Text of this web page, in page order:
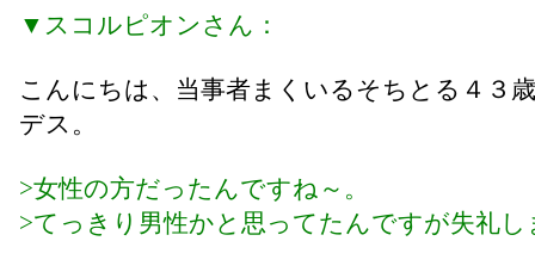
▼スコルピオンさん：
こんにちは、当事者まくいるそちとる４３
デス。
>女性の方だったんですね～。
>てっきり男性かと思ってたんですが失礼し